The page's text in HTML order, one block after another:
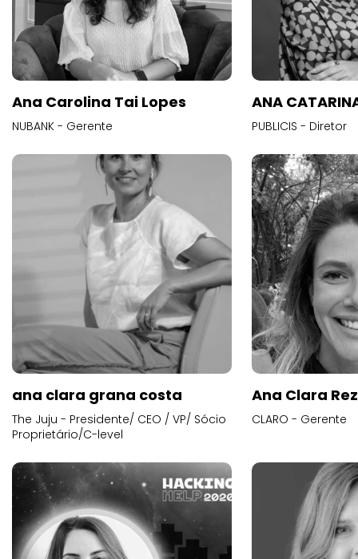
Ana Carolina Tai Lopes
NUBANK - Gerente
ANA
PUBLICIS - Diretor
ana clara grana costa
The Juju - Presidente/ CEO / VP/ Sócio
Proprietário/C-level
Ana Clara
CLARO - Gerente